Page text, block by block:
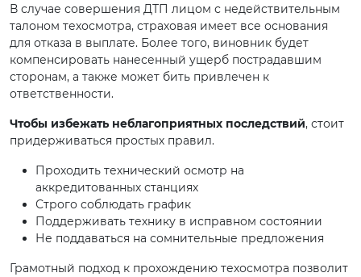
В случае совершения ДТП лицом с недействительным
талоном техосмотра, страховая имеет все основания
для отказа в выплате. Более того, виновник будет
компенсировать нанесенный ущерб пострадавшим
сторонам, а также может бить привлечен к
ответственности.
Чтобы избежать неблагоприятных последствий, стоит
придерживаться простых правил.
Проходить технический осмотр на
аккредитованных станциях
Строго соблюдать график
Поддерживать технику в исправном состоянии
Не поддаваться на сомнительные предложения
Грамотный подход к прохождению техосмотра позволит